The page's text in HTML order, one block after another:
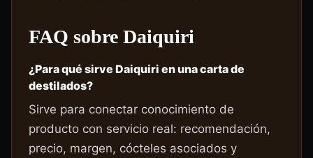
FAQ sobre Daiquiri
¿Para qué sirve Daiquiri en una carta de
destilados?
Sirve para conectar conocimiento de
producto con servicio real: recomendación,
precio, margen, cócteles asociados y